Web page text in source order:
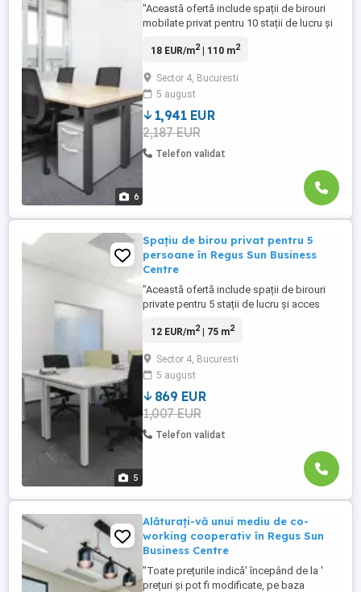
6
"Această ofertă include spații de birouri
mobilate privat pentru 10 stații de lucru și
de ședințe, zonă deschisă de coworking,
echipament de birou. Dimensiunile
birourilor și prețurile sunt în funcție de
disponibilitate ...
18 EUR/m2| 110 m2
Sector 4, Bucuresti
5 august
1,941 EUR
2,187 EUR
Telefon validat
5
Spațiu de birou privat pentru 5
persoane în Regus Sun Business
Centre
"Această ofertă include spații de birouri
private pentru 5 stații de lucru și acces
ședințe, zonă deschisă de coworking,
recepție cu echipament de birou.
Dimensiunile birourilor și prețurile sunt în
funcție de disponibilitate ...
12 EUR/m2| 75 m2
Sector 4, Bucuresti
5 august
869 EUR
1,007 EUR
Telefon validat
Alăturați-vă unui mediu de co-
working cooperativ în Regus Sun
Business Centre
"Toate prețurile indică' începând de la '
prețuri și pot fi modificate, pe baza